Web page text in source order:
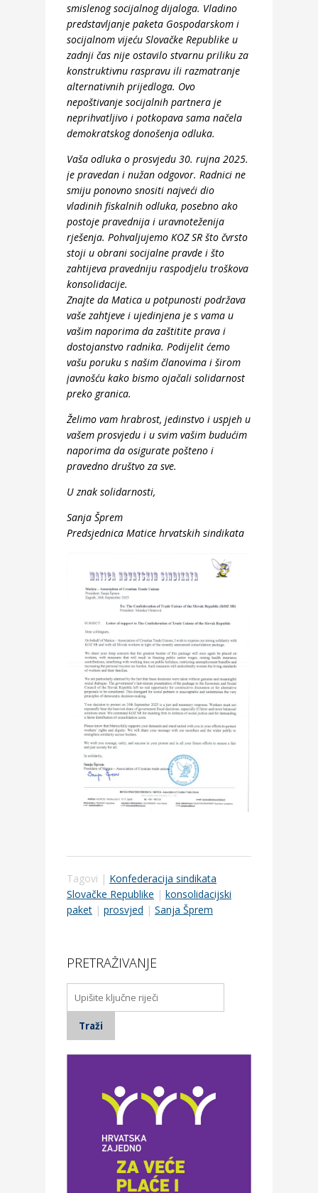
smislenog socijalnog dijaloga. Vladino
predstavljanje paketa Gospodarskom i
socijalnom vijeću Slovačke Republike u
zadnji čas nije ostavilo stvarnu priliku za
konstruktivnu raspravu ili razmatranje
alternativnih prijedloga. Ovo
nepoštivanje socijalnih partnera je
neprihvatljivo i potkopava sama načela
demokratskog donošenja odluka.
Vaša odluka o prosvjedu 30. rujna 2025.
je pravedan i nužan odgovor. Radnici ne
smiju ponovno snositi najveći dio
vladinih fiskalnih odluka, posebno ako
postoje pravednija i uravnoteženija
rješenja. Pohvaljujemo KOZ SR što čvrsto
stoji u obrani socijalne pravde i što
zahtijeva pravedniju raspodjelu troškova
konsolidacije.
Znajte da Matica u potpunosti podržava
vaše zahtjeve i ujedinjena je s vama u
vašim naporima da zaštitite prava i
dostojanstvo radnika. Podijelit ćemo
vašu poruku s našim članovima i širom
javnošću kako bismo ojačali solidarnost
preko granica.
Želimo vam hrabrost, jedinstvo i uspjeh u
vašem prosvjedu i u svim vašim budućim
naporima da osigurate pošteno i
pravedno društvo za sve.
U znak solidarnosti,
Sanja Šprem
Predsjednica Matice hrvatskih sindikata
Tagovi | Konfederacija sindikata
Slovačke Republike | konsolidacijski
paket | prosvjed | Sanja Šprem
PRETRAŽIVANJE